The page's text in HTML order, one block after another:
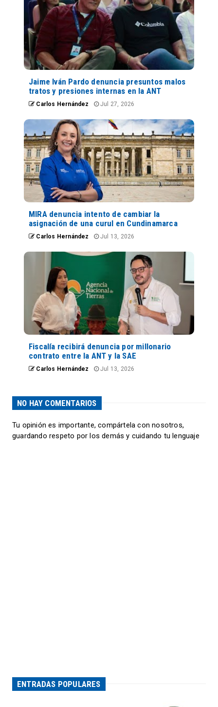
Jaime Iván Pardo denuncia presuntos malos
tratos y presiones internas en la ANT
Carlos Hernández Jul 27, 2026
MIRA denuncia intento de cambiar la
asignación de una curul en Cundinamarca
Carlos Hernández Jul 13, 2026
Fiscalía recibirá denuncia por millonario
contrato entre la ANT y la SAE
Carlos Hernández Jul 13, 2026
NO HAY COMENTARIOS
Tu opinión es importante, compártela con nosotros,
guardando respeto por los demás y cuidando tu lenguaje
ENTRADAS POPULARES